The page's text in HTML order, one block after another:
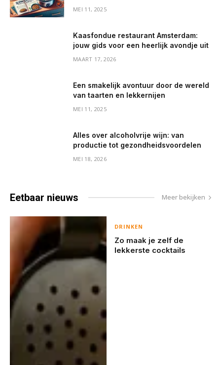
MEI 11, 2025
Kaasfondue restaurant Amsterdam:
jouw gids voor een heerlijk avondje uit
MAART 17, 2026
Een smakelijk avontuur door de wereld
van taarten en lekkernijen
MEI 11, 2025
Alles over alcoholvrije wijn: van
productie tot gezondheidsvoordelen
MEI 18, 2026
Eetbaar nieuws Meer bekijken
DRINKEN
Zo maak je zelf de
lekkerste cocktails